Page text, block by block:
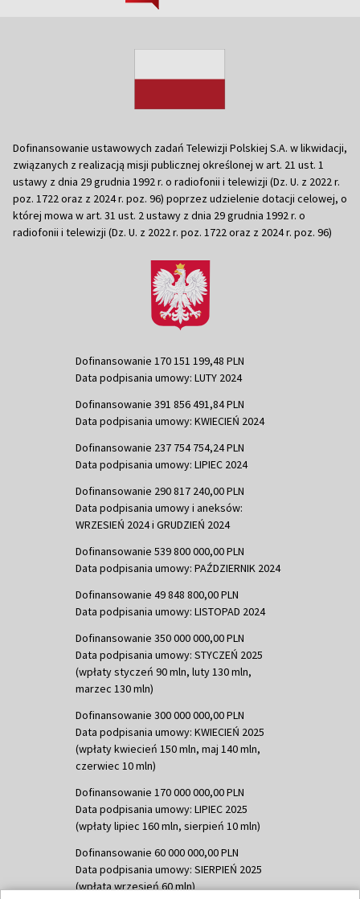
Dofinansowanie ustawowych zadań Telewizji Polskiej S.A. w likwidacji,
związanych z realizacją misji publicznej określonej w art. 21 ust. 1
ustawy z dnia 29 grudnia 1992 r. o radiofonii i telewizji (Dz. U. z 2022 r.
poz. 1722 oraz z 2024 r. poz. 96) poprzez udzielenie dotacji celowej, o
której mowa w art. 31 ust. 2 ustawy z dnia 29 grudnia 1992 r. o
radiofonii i telewizji (Dz. U. z 2022 r. poz. 1722 oraz z 2024 r. poz. 96)
Dofinansowanie 170 151 199,48 PLN
Data podpisania umowy: LUTY 2024
Dofinansowanie 391 856 491,84 PLN
Data podpisania umowy: KWIECIEŃ 2024
Dofinansowanie 237 754 754,24 PLN
Data podpisania umowy: LIPIEC 2024
Dofinansowanie 290 817 240,00 PLN
Data podpisania umowy i aneksów:
WRZESIEŃ 2024 i GRUDZIEŃ 2024
Dofinansowanie 539 800 000,00 PLN
Data podpisania umowy: PAŹDZIERNIK 2024
Dofinansowanie 49 848 800,00 PLN
Data podpisania umowy: LISTOPAD 2024
Dofinansowanie 350 000 000,00 PLN
Data podpisania umowy: STYCZEŃ 2025
(wpłaty styczeń 90 mln, luty 130 mln,
marzec 130 mln)
Dofinansowanie 300 000 000,00 PLN
Data podpisania umowy: KWIECIEŃ 2025
(wpłaty kwiecień 150 mln, maj 140 mln,
czerwiec 10 mln)
Dofinansowanie 170 000 000,00 PLN
Data podpisania umowy: LIPIEC 2025
(wpłaty lipiec 160 mln, sierpień 10 mln)
Dofinansowanie 60 000 000,00 PLN
Data podpisania umowy: SIERPIEŃ 2025
(wpłata wrzesień 60 mln)